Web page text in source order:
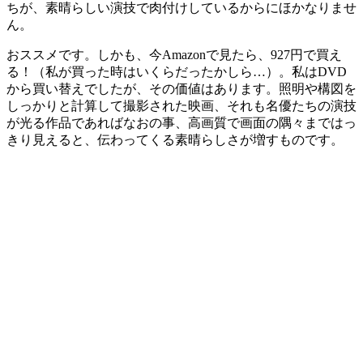
ちが、素晴らしい演技で肉付けしているからにほかなりませ
ん。
おススメです。しかも、今Amazonで見たら、927円で買え
る！（私が買った時はいくらだったかしら…）。私はDVD
から買い替えでしたが、その価値はあります。照明や構図を
しっかりと計算して撮影された映画、それも名優たちの演技
が光る作品であればなおの事、高画質で画面の隅々まではっ
きり見えると、伝わってくる素晴らしさが増すものです。